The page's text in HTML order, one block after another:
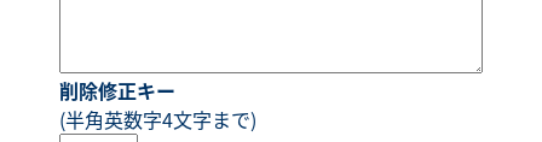
削除修正キー
(半角英数字4文字まで)